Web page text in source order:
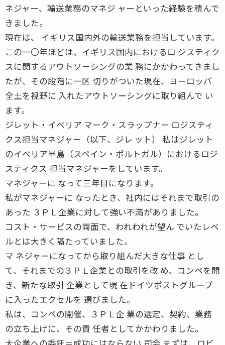
ネジャー、輸送業務のマネジ ャーといった経験を積んで
きました。
現在は、 イギリス国内外の輸送業務を担当しています。
この一〇年ほどは、イギリス国内におけるロ ジスティク
スに関するアウトソーシングの業 務にかかわってきまし
たが、その段階に一区 切りがついた現在、ヨーロッパ
全土を視野に 入れたアウトソーシングに取り組んで い
ます。
ジレット・イベリア マーク・スラップナー ロジスティ
クス担当マネジャー（以下、ジレ ット） 私はジレット
のイベリア半島（スペイン・ポルトガル）におけるロジ
スティクス 担当マネジャーをしています。
マネジャーに なって三年目になります。
私がマネジャーに なったとき、社内にはそれまで取引の
あった ３ＰＬ企業に対して強い不満がありました。
コスト・サービスの両面で、われわれが望ん でいたレベ
ルとは大きく隔たっていました。
マ ネジャーになってから取り組んだ大きな仕事 とし
て、それまでの３ＰＬ企業との取引を改 め、コンペを開
き、新たな取引 企業として現 在ドイツポストグループ
に入ったエクセルを 選びました。
私は、コンペの開催、３ＰＬ企 業の選定、契約、業務
の立ち上げに、その責 任者としてかかわりました。